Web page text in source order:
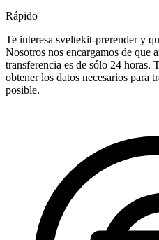
Rápido
Te interesa sveltekit-prerender y
Nosotros nos encargamos de que
transferencia es de sólo 24 horas.
obtener los datos necesarios para
posible.